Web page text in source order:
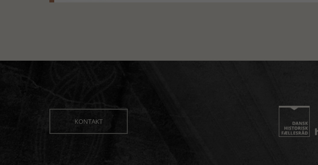
KONTAKT